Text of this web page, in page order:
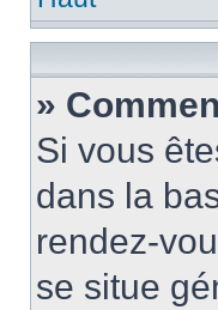
»
Si vous
dans la
rendez-
se situe